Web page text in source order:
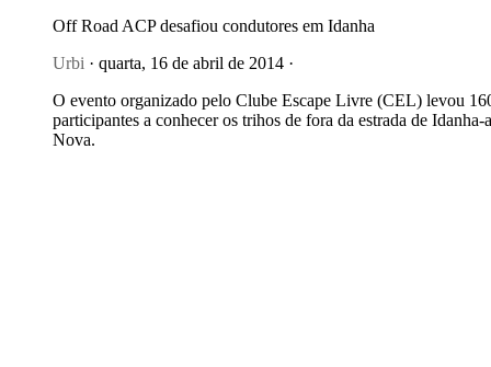
Off Road ACP desafiou condutores em Idanha
Urbi · quarta, 16 de abril de 2014 ·
O evento organizado pelo Clube Escape Livre (CEL) levou
participantes a conhecer os trihos de fora da estrada de Idanha-
Nova.